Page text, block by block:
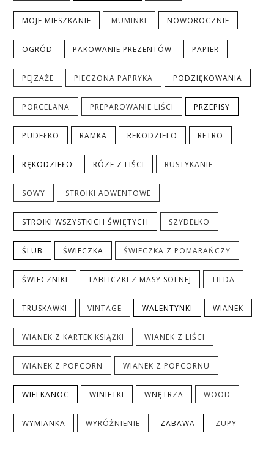
MOJE MIESZKANIE MUMINKI NOWOROCZNIE
OGRÓD PAKOWANIE PREZENTÓW PAPIER
PEJZAŻE PIECZONA PAPRYKA PODZIĘKOWANIA
PORCELANA PREPAROWANIE LIŚCI PRZEPISY
PUDEŁKO RAMKA REKODZIELO RETRO
RĘKODZIEŁO RÓZE Z LIŚCI RUSTYKANIE
SOWY STROIKI ADWENTOWE
STROIKI WSZYSTKICH ŚWIĘTYCH SZYDEŁKO
ŚLUB ŚWIECZKA ŚWIECZKA Z POMARAŃCZY
ŚWIECZNIKI TABLICZKI Z MASY SOLNEJ TILDA
TRUSKAWKI VINTAGE WALENTYNKI WIANEK
WIANEK Z KARTEK KSIĄŻKI WIANEK Z LIŚCI
WIANEK Z POPCORN WIANEK Z POPCORNU
WIELKANOC WINIETKI WNĘTRZA WOOD
WYMIANKA WYRÓŻNIENIE ZABAWA ZUPY